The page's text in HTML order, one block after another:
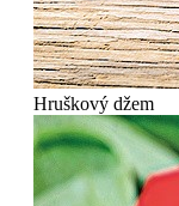
Hruškový džem